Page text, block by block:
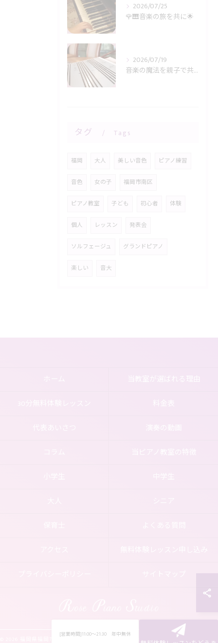
2026/07/25
🌹🎹音楽の旅を共に🌟
2026/07/19
音楽の魔法を親子で共有🎶
タグ Tags
福岡 大人 美しい音色 ピアノ練習
音色 女の子 福岡市南区
ピアノ教室 子ども 初心者 体験
個人 レッスン 発表会
ソルフェージュ グランドピアノ
楽しい 音大
[営業時間]11:00～21:30 年中無休
当教室が選ばれる理由
© 2026 福岡県福岡市南区のピアノ教室ならRose Piano Studio ALL RIGHTS RESERVED.